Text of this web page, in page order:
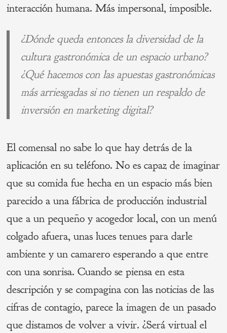
interacción humana. Más impersonal, imposible.
¿Dónde queda entonces la diversidad de la
cultura gastronómica de un espacio urbano?
¿Qué hacemos con las apuestas gastronómicas
más arriesgadas si no tienen un respaldo de
inversión en marketing digital?
El comensal no sabe lo que hay detrás de la
aplicación en su teléfono. No es capaz de imaginar
que su comida fue hecha en un espacio más bien
parecido a una fábrica de producción industrial
que a un pequeño y acogedor local, con un menú
colgado afuera, unas luces tenues para darle
ambiente y un camarero esperando a que entre
con una sonrisa. Cuando se piensa en esta
descripción y se compagina con las noticias de las
cifras de contagio, parece la imagen de un pasado
que distamos de volver a vivir. ¿Será virtual el